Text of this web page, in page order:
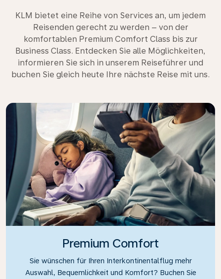
KLM bietet eine Reihe von Services an, um jedem
Reisenden gerecht zu werden – von der
komfortablen Premium Comfort Class bis zur
Business Class. Entdecken Sie alle Möglichkeiten,
informieren Sie sich in unserem Reiseführer und
buchen Sie gleich heute Ihre nächste Reise mit uns.
Premium Comfort
Sie wünschen für Ihren Interkontinentalflug mehr
Auswahl, Bequemlichkeit und Komfort? Buchen Sie